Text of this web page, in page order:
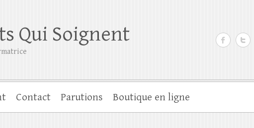
Qui Soignent
Contact Parutions Boutique en ligne